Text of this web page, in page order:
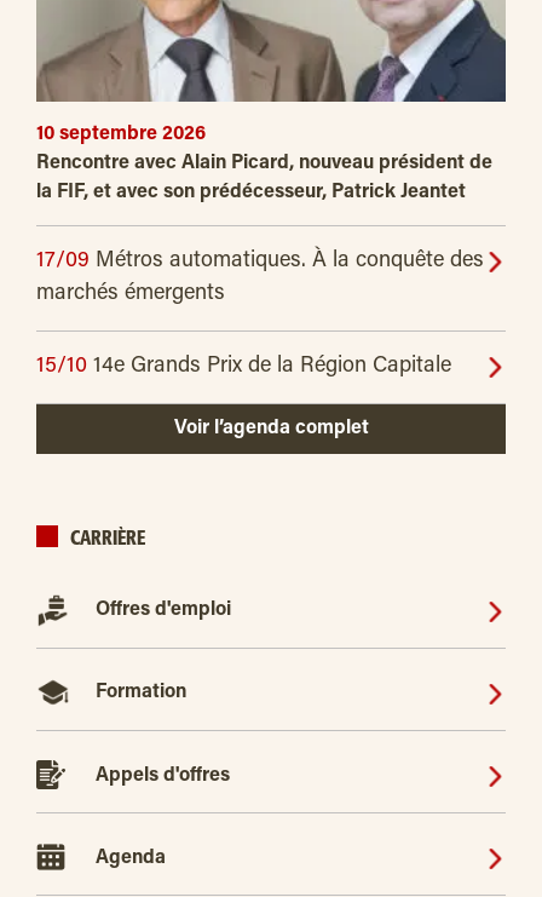
10 septembre 2026
Rencontre avec Alain Picard, nouveau président de
la FIF, et avec son prédécesseur, Patrick Jeantet
17/09 Métros automatiques. À la conquête des
marchés émergents
15/10 14e Grands Prix de la Région Capitale
Voir l’agenda complet
CARRIÈRE
Offres d'emploi
Formation
Appels d'offres
Agenda